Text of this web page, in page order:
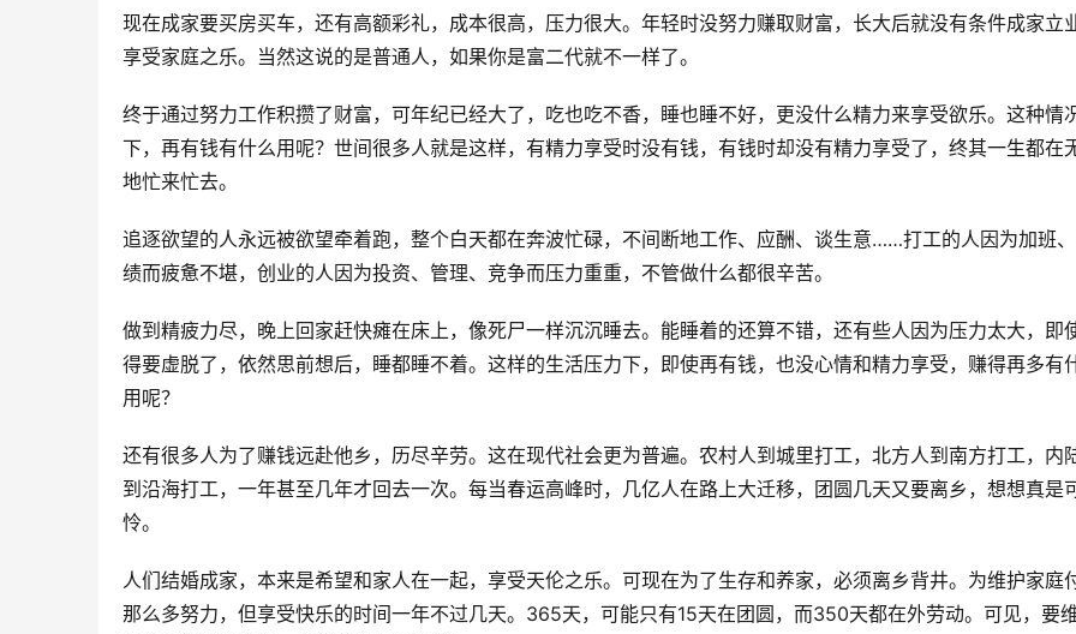
现在成家要买房买车，还有高额彩礼，成本很高，压力很大。年轻时没努力赚取财富，长大后就没有条件成家立业
享受家庭之乐。当然这说的是普通人，如果你是富二代就不一样了。
终于通过努力工作积攒了财富，可年纪已经大了，吃也吃不香，睡也睡不好，更没什么精力来享受欲乐。这种情
下，再有钱有什么用呢？世间很多人就是这样，有精力享受时没有钱，有钱时却没有精力享受了，终其一生都在
地忙来忙去。
追逐欲望的人永远被欲望牵着跑，整个白天都在奔波忙碌，不间断地工作、应酬、谈生意……打工的人因为加班
绩而疲惫不堪，创业的人因为投资、管理、竞争而压力重重，不管做什么都很辛苦。
做到精疲力尽，晚上回家赶快瘫在床上，像死尸一样沉沉睡去。能睡着的还算不错，还有些人因为压力太大，即
得要虚脱了，依然思前想后，睡都睡不着。这样的生活压力下，即使再有钱，也没心情和精力享受，赚得再多有
用呢？
还有很多人为了赚钱远赴他乡，历尽辛劳。这在现代社会更为普遍。农村人到城里打工，北方人到南方打工，内
到沿海打工，一年甚至几年才回去一次。每当春运高峰时，几亿人在路上大迁移，团圆几天又要离乡，想想真是
怜。
人们结婚成家，本来是希望和家人在一起，享受天伦之乐。可现在为了生存和养家，必须离乡背井。为维护家庭
那么多努力，但享受快乐的时间一年不过几天。365天，可能只有15天在团圆，而350天都在外劳动。可见，要